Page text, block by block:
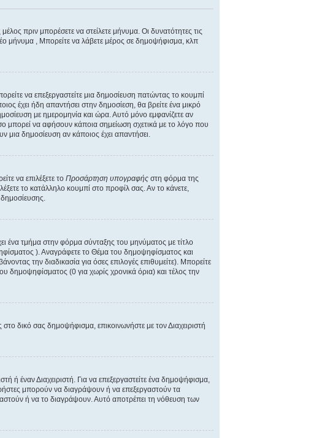
πριν μπορέσετε να στείλετε μήνυμα. Οι δυνατότητες τις
μήνυμα , Μπορείτε να λάβετε μέρος σε δημοψήφισμα, κλπ
να επεξεργαστείτε μια δημοσίευση πατώντας το κουμπί
έχει ήδη απαντήσει στην δημοσίεση, θα βρείτε ένα μικρό
με ημερομηνία και ώρα. Αυτό μόνο εμφανίζετε αν
μπορεί να αφήσουν κάποια σημείωση σχετικά με το λόγο που
μια δημοσίευση αν κάποιος έχει απαντήσει.
να επιλέξετε το Προσάρτηση υπογραφής στη φόρμα της
το κατάλληλο κουμπί στο προφίλ σας. Αν το κάνετε,
ένα τμήμα στην φόρμα σύνταξης του μηνύματος με τίτλο
). Αναγράφετε το Θέμα του δημοψηφίσματος και
την διαδικασία για όσες επιλογές επιθυμείτε). Μπορείτε
δημοψηφίσματος (0 για χωρίς χρονικά όρια) και τέλος την
στο δικό σας δημοψήφισμα, επικοινωνήστε με τον Διαχειριστή
έναν Διαχειριστή. Για να επεξεργαστείτε ένα δημοψήφισμα,
μπορούν να διαγράψουν ή να επεξεργαστούν τα
ή να το διαγράψουν. Αυτό αποτρέπει τη νόθευση των